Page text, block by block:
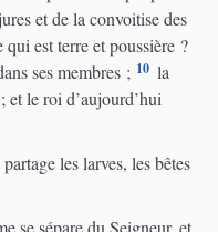
et de la convoitise des
est terre et poussière ?
ses membres ; 10 la
et le roi d’aujourd’hui
les larves, les bêtes
se sépare du Seigneur, et